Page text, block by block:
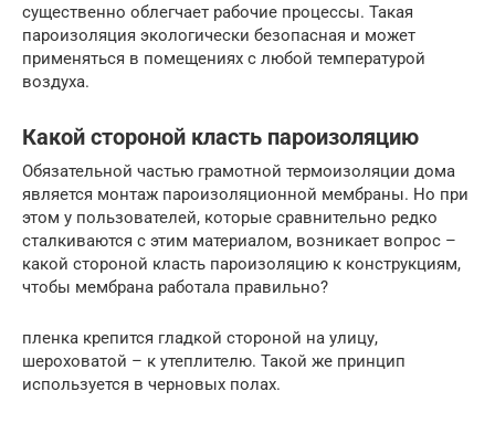
существенно облегчает рабочие процессы. Такая
пароизоляция экологически безопасная и может
применяться в помещениях с любой температурой
воздуха.
Какой стороной класть пароизоляцию
Обязательной частью грамотной термоизоляции дома
является монтаж пароизоляционной мембраны. Но при
этом у пользователей, которые сравнительно редко
сталкиваются с этим материалом, возникает вопрос –
какой стороной класть пароизоляцию к конструкциям,
чтобы мембрана работала правильно?
пленка крепится гладкой стороной на улицу,
шероховатой – к утеплителю. Такой же принцип
используется в черновых полах.